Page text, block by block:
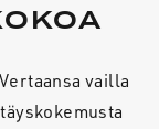
vailla